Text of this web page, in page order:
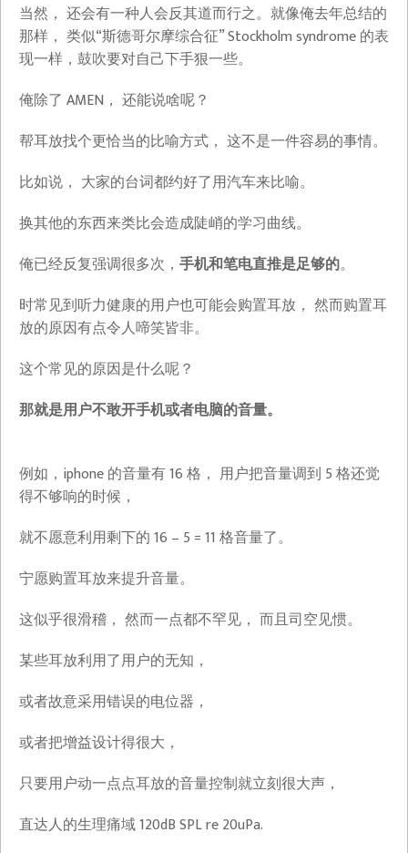
当然， 还会有一种人会反其道而行之。就像俺去年总结的
那样， 类似“斯德哥尔摩综合征” Stockholm syndrome 的表
现一样，鼓吹要对自己下手狠一些。
俺除了 AMEN， 还能说啥呢？
帮耳放找个更恰当的比喻方式， 这不是一件容易的事情。
比如说， 大家的台词都约好了用汽车来比喻。
换其他的东西来类比会造成陡峭的学习曲线。
俺已经反复强调很多次， 手机和笔电直推是足够的。
时常见到听力健康的用户也可能会购置耳放， 然而购置耳
放的原因有点令人啼笑皆非。
这个常见的原因是什么呢？
那就是用户不敢开手机或者电脑的音量。
例如，iphone 的音量有 16 格， 用户把音量调到 5 格还觉
得不够响的时候，
就不愿意利用剩下的 16 – 5 = 11 格音量了。
宁愿购置耳放来提升音量。
这似乎很滑稽， 然而一点都不罕见， 而且司空见惯。
某些耳放利用了用户的无知，
或者故意采用错误的电位器，
或者把增益设计得很大，
只要用户动一点点耳放的音量控制就立刻很大声，
直达人的生理痛域 120dB SPL re 20uPa.